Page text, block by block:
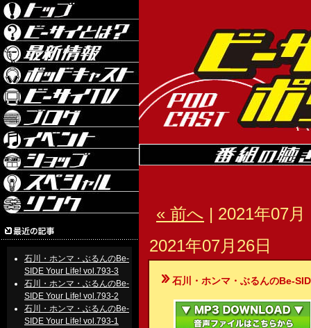
石川・ホンマ・ぶるんのBe-
SIDE Your Life! vol.793-3
石川・ホンマ・ぶるんのBe-
SIDE Your Life! vol.793-2
石川・ホンマ・ぶるんのBe-
SIDE Your Life! vol.793-1
« 前へ | 2021年07
2021年07月26日
石川・ホンマ・ぶるんのBe-